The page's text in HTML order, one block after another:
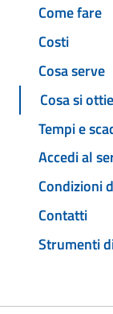
Come fare
Costi
Cosa serve
Cosa si
Tempi e
Accedi al
Condizioni
Contatti
Strumenti